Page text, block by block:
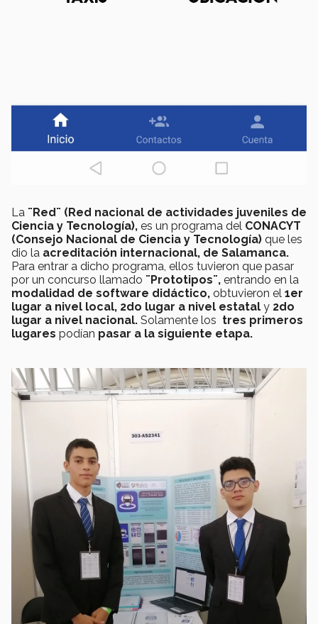
La ¨Red¨ (Red nacional de actividades juveniles de
Ciencia y Tecnología), es un programa del CONACYT
(Consejo Nacional de Ciencia y Tecnología) que les
dio la acreditación internacional, de Salamanca.
Para entrar a dicho programa, ellos tuvieron que pasar
por un concurso llamado ¨Prototipos¨, entrando en la
modalidad de software didáctico, obtuvieron el 1er
lugar a nivel local, 2do lugar a nivel estatal y 2do
lugar a nivel nacional. Solamente los tres primeros
lugares podían pasar a la siguiente etapa.